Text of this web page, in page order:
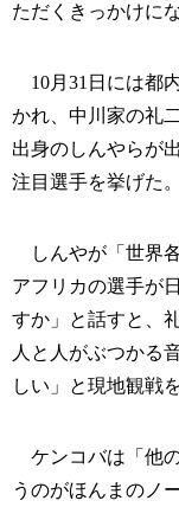
ただくきっかけに
10月31日には都
かれ、中川家の礼
出身のしんやらが
注目選手を挙げた。
しんやが「世界
アフリカの選手が
すか」と話すと、
人と人がぶつかる
しい」と現地観戦
ケンコバは「他
うのがほんまのノ